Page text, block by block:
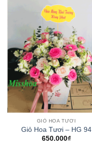
GIỎ HOA TƯƠI
Giỏ Hoa Tươi – HG 94
650.000₫